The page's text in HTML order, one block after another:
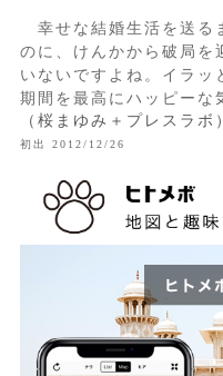
幸せな結婚生活を送る
のに、けんかから破局を
いないですよね。イラッ
期間を最高にハッピーな
（桜まゆみ＋プレスラボ
初出 2012/12/26